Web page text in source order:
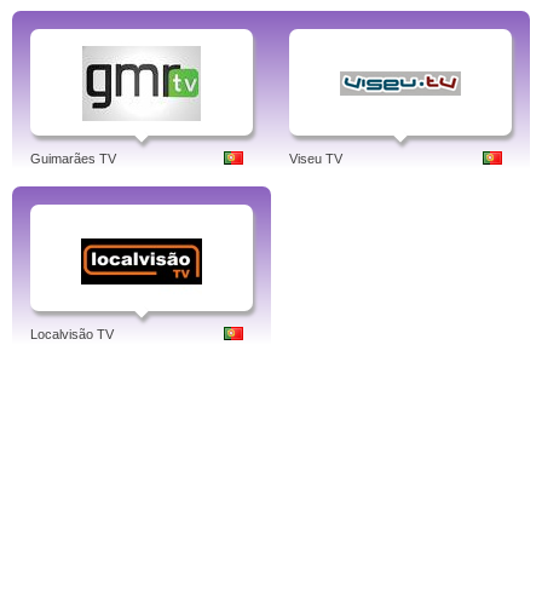
Guimarães TV Viseu TV
Localvisão TV